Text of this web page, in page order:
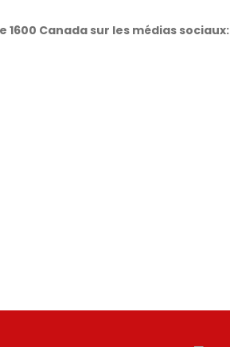
1600 Canada sur les médias sociaux: